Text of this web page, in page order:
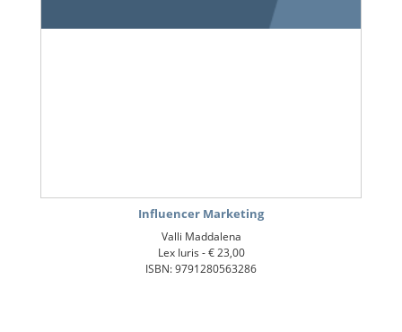
Influencer Marketing
Valli Maddalena
Lex Iuris -€ 23,00
ISBN: 9791280563286